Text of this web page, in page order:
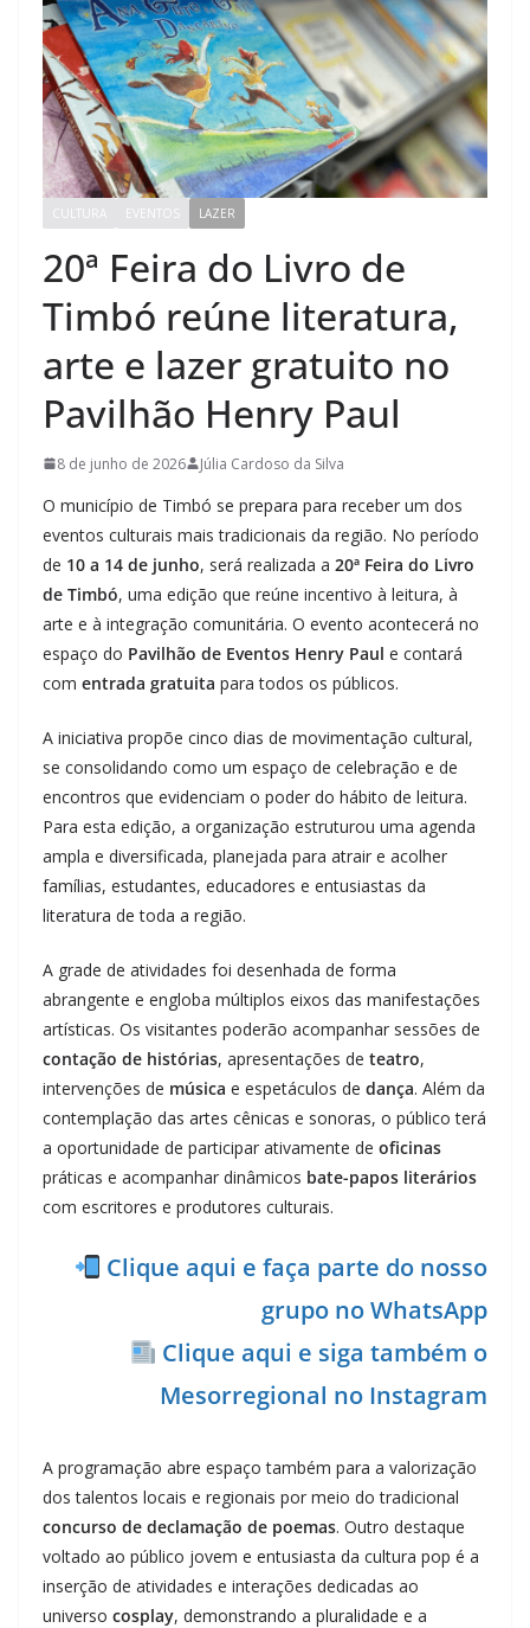
CULTURA EVENTOS LAZER
20ª Feira do Livro de
Timbó reúne literatura,
arte e lazer gratuito no
Pavilhão Henry Paul
8 de junho de 2026 Júlia Cardoso da Silva
O município de Timbó se prepara para receber um dos
eventos culturais mais tradicionais da região. No período
de 10 a 14 de junho, será realizada a 20ª Feira do Livro
de Timbó, uma edição que reúne incentivo à leitura, à
arte e à integração comunitária. O evento acontecerá no
espaço do Pavilhão de Eventos Henry Paul e contará
com entrada gratuita para todos os públicos.
A iniciativa propõe cinco dias de movimentação cultural,
se consolidando como um espaço de celebração e de
encontros que evidenciam o poder do hábito de leitura.
Para esta edição, a organização estruturou uma agenda
ampla e diversificada, planejada para atrair e acolher
famílias, estudantes, educadores e entusiastas da
literatura de toda a região.
A grade de atividades foi desenhada de forma
abrangente e engloba múltiplos eixos das manifestações
artísticas. Os visitantes poderão acompanhar sessões de
contação de histórias, apresentações de teatro,
intervenções de música e espetáculos de dança. Além da
contemplação das artes cênicas e sonoras, o público terá
a oportunidade de participar ativamente de oficinas
práticas e acompanhar dinâmicos bate-papos literários
com escritores e produtores culturais.
Clique aqui e faça parte do nosso
grupo no WhatsApp
Clique aqui e siga também o
Mesorregional no Instagram
A programação abre espaço também para a valorização
dos talentos locais e regionais por meio do tradicional
concurso de declamação de poemas. Outro destaque
voltado ao público jovem e entusiasta da cultura pop é a
inserção de atividades e interações dedicadas ao
universo cosplay, demonstrando a pluralidade e a